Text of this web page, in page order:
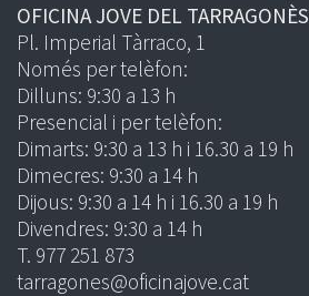
OFICINA JOVE DEL TARRAGONÈS
Pl. Imperial Tàrraco, 1
Només per telèfon:
Dilluns: 9:30 a 13 h
Presencial i per telèfon:
Dimarts: 9:30 a 13 h i 16.30 a 19 h
Dimecres: 9:30 a 14 h
Dijous: 9:30 a 14 h i 16.30 a 19 h
Divendres: 9:30 a 14 h
T. 977 251 873
tarragones@oficinajove.cat